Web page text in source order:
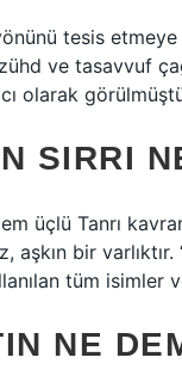
tesis
ve tasavvuf
olarak
SIRRI
üçlü Tanrı
bir
tüm isimler
NE